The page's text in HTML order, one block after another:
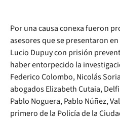
Por una causa conexa fueron
asesores que se presentaron
Lucio Dupuy con prisión
haber entorpecido la
Federico Colombo, Nicolás
abogados Elizabeth Cutaia,
Pablo Noguera, Pablo Núñez,
primero de la Policía de la